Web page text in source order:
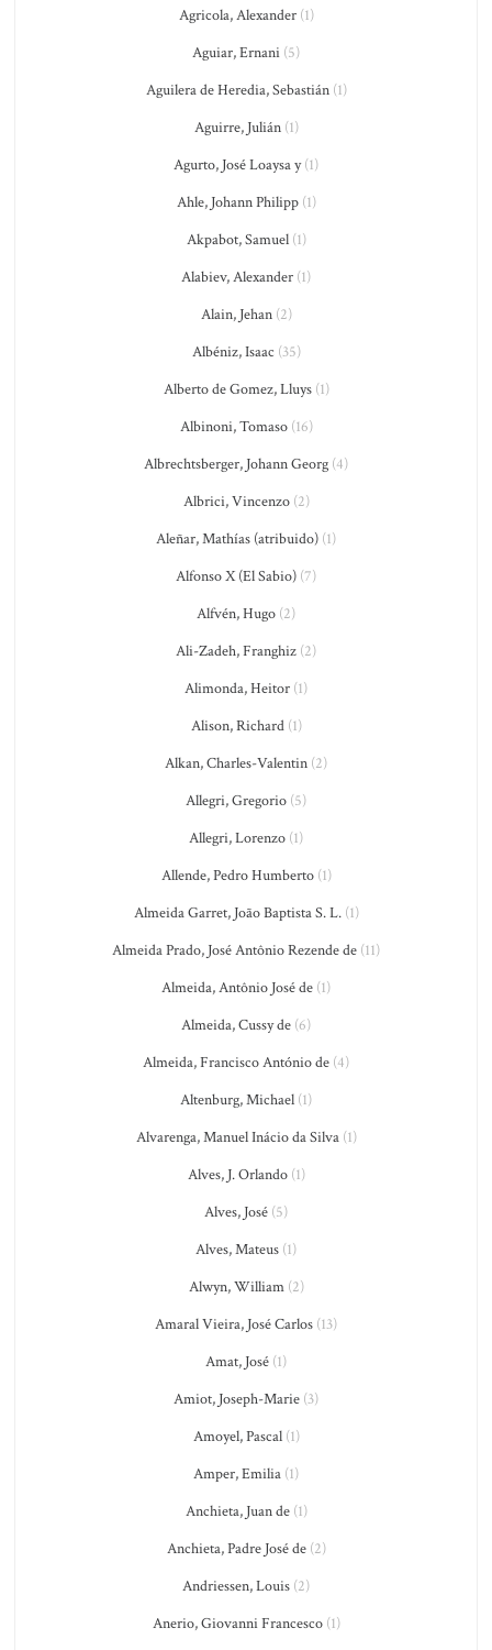
Agricola, Alexander(1)
Aguiar, Ernani (5)
Aguilera de Heredia, Sebastián(1)
Aguirre, Julián(1)
Agurto, José Loaysa y(1)
Ahle, Johann Philipp(1)
Akpabot, Samuel(1)
Alabiev, Alexander (1)
Alain, Jehan(2)
Albéniz, Isaac (35)
Alberto de Gomez, Lluys(1)
Albinoni, Tomaso(16)
Albrechtsberger, Johann Georg (4)
Albrici, Vincenzo(2)
Aleñar, Mathías (atribuido) (1)
Alfonso X (El Sabio) (7)
Alfvén, Hugo (2)
Ali-Zadeh, Franghiz (2)
Alimonda, Heitor (1)
Alison, Richard(1)
Alkan, Charles-Valentin (2)
Allegri, Gregorio (5)
Allegri, Lorenzo (1)
Allende, Pedro Humberto(1)
Almeida Garret, João Baptista S. L.(1)
Almeida Prado, José Antônio Rezende de (11)
Almeida, Antônio José de (1)
Almeida, Cussy de (6)
Almeida, Francisco António de (4)
Altenburg, Michael (1)
Alvarenga, Manuel Inácio da Silva(1)
Alves, J. Orlando(1)
Alves, José (5)
Alves, Mateus (1)
Alwyn, William(2)
Amaral Vieira, José Carlos (13)
Amat, José (1)
Amiot, Joseph-Marie (3)
Amoyel, Pascal(1)
Amper, Emilia (1)
Anchieta, Juan de(1)
Anchieta, Padre José de(2)
Andriessen, Louis (2)
Anerio, Giovanni Francesco(1)